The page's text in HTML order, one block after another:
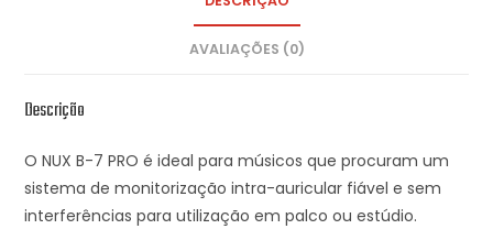
AVALIAÇÕES (0)
Descrição
O NUX B-7 PRO é ideal para músicos que procuram um
sistema de monitorização intra-auricular fiável e sem
interferências para utilização em palco ou estúdio.